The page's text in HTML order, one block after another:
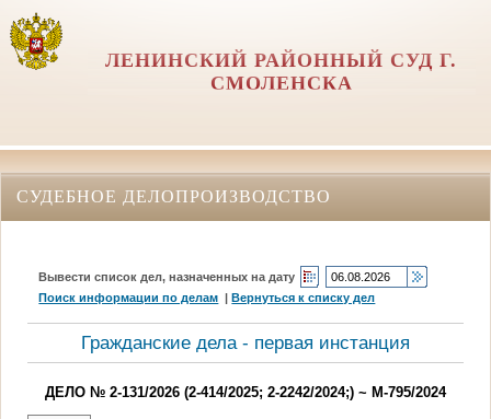
ЛЕНИНСКИЙ РАЙОННЫЙ СУД Г.
СМОЛЕНСКА
СУДЕБНОЕ ДЕЛОПРОИЗВОДСТВО
Вывести список дел, назначенных на дату
Поиск информации по делам |Вернуться к списку дел
Гражданские дела - первая инстанция
ДЕЛО № 2-131/2026 (2-414/2025; 2-2242/2024;) ~ М-795/2024